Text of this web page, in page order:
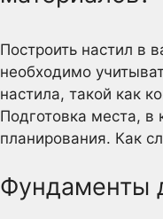
Построить настил в
необходимо
настила, такой как
Подготовка места, в
планирования. Как
Фундаменты